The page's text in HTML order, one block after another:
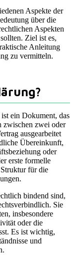
Aspekte der
über die
Aspekten
Ziel ist es,
Anleitung
zu vermitteln.
ein Dokument, das
zwischen zwei oder
ausgearbeitet
Übereinkunft,
oder
erste formelle
für die
bindend sind,
Sie
insbesondere
oder die
Es ist wichtig,
und